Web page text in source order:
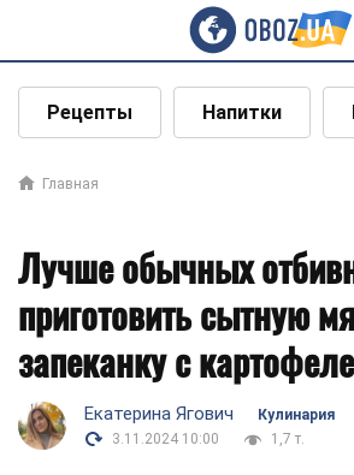
Рецепты Напитки
Главная
Лучше обычных
приготовить сытную
запеканку с
Екатерина Ягович
Кулинария
3.11.2024 10:00
1,7 т.